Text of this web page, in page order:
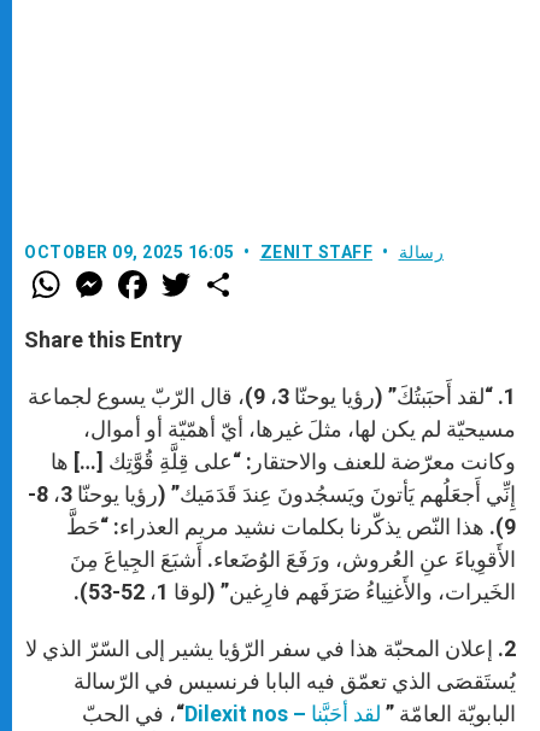
OCTOBER 09, 2025 16:05 ZENIT STAFF رسالة
W
h
t
s
p
p
M
e
s
e
e
r
F
a
e
b
o
k
w
Share this Entry
1.
“
لقد أَحبَبتُكَ” (رؤيا يوحنّا 3، 9)، قال الرّبّ يسوع لجماعة
مسيحيّة لم يكن لها، مثلَ غيرها، أيّ أهمّيّة أو أموال،
وكانت معرّضة للعنف والاحتقار: “على قِلَّةِ قُوَّتِك […] ها
إِنِّي أَجعَلُهم يَأتونَ ويَسجُدونَ عِندَ قَدَمَيك” (رؤيا يوحنّا 3، 8-
9). هذا النّص يذكّرنا بكلمات نشيد مريم العذراء: “حَطَّ
الأَقوِياءَ عنِ العُروش، ورَفَعَ الوُضَعاء. أَشبَعَ الجِياعَ مِنَ
الخَيرات، والأَغنِياءُ صَرَفَهم فارِغين” (لوقا 1، 52-53).
2. إعلان المحبّة هذا في سفر الرّؤيا يشير إلى السّرّ الذي لا
يُستَقصَى الذي تعمّق فيه البابا فرنسيس في الرّسالة
البابويّة العامّة ” لقد أحَبَّنا – Dilexit nos
“، في الحبّ